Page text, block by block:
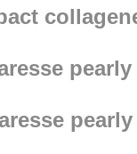
pearly